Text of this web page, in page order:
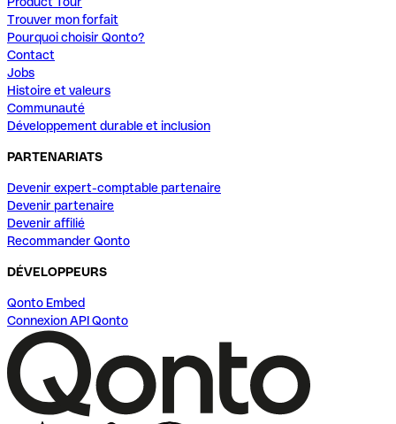
Trouver mon forfait
Pourquoi choisir Qonto?
Contact
Jobs
Histoire et valeurs
Communauté
Développement durable et inclusion
PARTENARIATS
Devenir expert-comptable partenaire
Devenir partenaire
Devenir affilié
Recommander Qonto
DÉVELOPPEURS
Qonto Embed
Connexion API Qonto